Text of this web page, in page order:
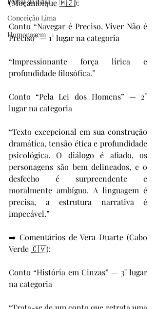
Conceição Lima
Homenagem
(Moçambique 🇲🇿):
Conto “Navegar é Preciso, Viver Não é
Preciso” — 1° lugar na categoria
“Impressionante força lírica e
profundidade filosófica.”
Conto “Pela Lei dos Homens” — 2°
lugar na categoria
“Texto excepcional em sua construção
dramática, tensão ética e profundidade
psicológica. O diálogo é afiado, os
personagens são bem delineados, e o
desfecho é surpreendente e
moralmente ambíguo. A linguagem é
precisa, a estrutura narrativa é
impecável.”
➡️ Comentários de Vera Duarte (Cabo
Verde 🇨🇻):
Conto “História em Cinzas” — 3° lugar
na categoria